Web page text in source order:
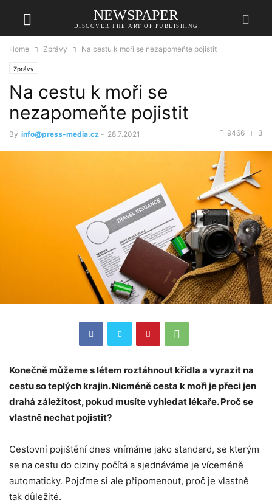
NEWSPAPER
DISCOVER THE ART OF PUBLISHING
Home Zprávy Na cestu k moři se nezapomeňte pojistit
Zprávy
Na cestu k moři se
nezapomeňte pojistit
By info@press-media.cz - 28.7.2021 3
9466
Konečně můžeme s létem roztáhnout křídla a vyrazit na
cestu so teplých krajin. Nicméně cesta k moři je přeci jen
drahá záležitost, pokud musíte vyhledat lékaře. Proč se
vlastně nechat pojistit?
Cestovní pojištění dnes vnímáme jako standard, se kterým
se na cestu do ciziny počítá a sjednáváme je víceméně
automaticky. Pojďme si ale připomenout, proč je vlastně
tak důležité.